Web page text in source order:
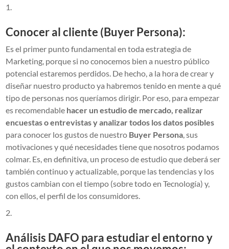
Conocer al cliente (Buyer Persona):
Es el primer punto fundamental en toda estrategia de
Marketing, porque si no conocemos bien a nuestro público
potencial estaremos perdidos. De hecho, a la hora de crear y
diseñar nuestro producto ya habremos tenido en mente a qué
tipo de personas nos queríamos dirigir. Por eso, para empezar
es recomendable hacer un estudio de mercado, realizar
encuestas o entrevistas y analizar todos los datos posibles
para conocer los gustos de nuestro Buyer Persona , sus
motivaciones y qué necesidades tiene que nosotros podamos
colmar. Es, en definitiva, un proceso de estudio que deberá ser
también continuo y actualizable, porque las tendencias y los
gustos cambian con el tiempo (sobre todo en Tecnología) y,
con ellos, el perfil de los consumidores.
Análisis DAFO para estudiar el entorno y